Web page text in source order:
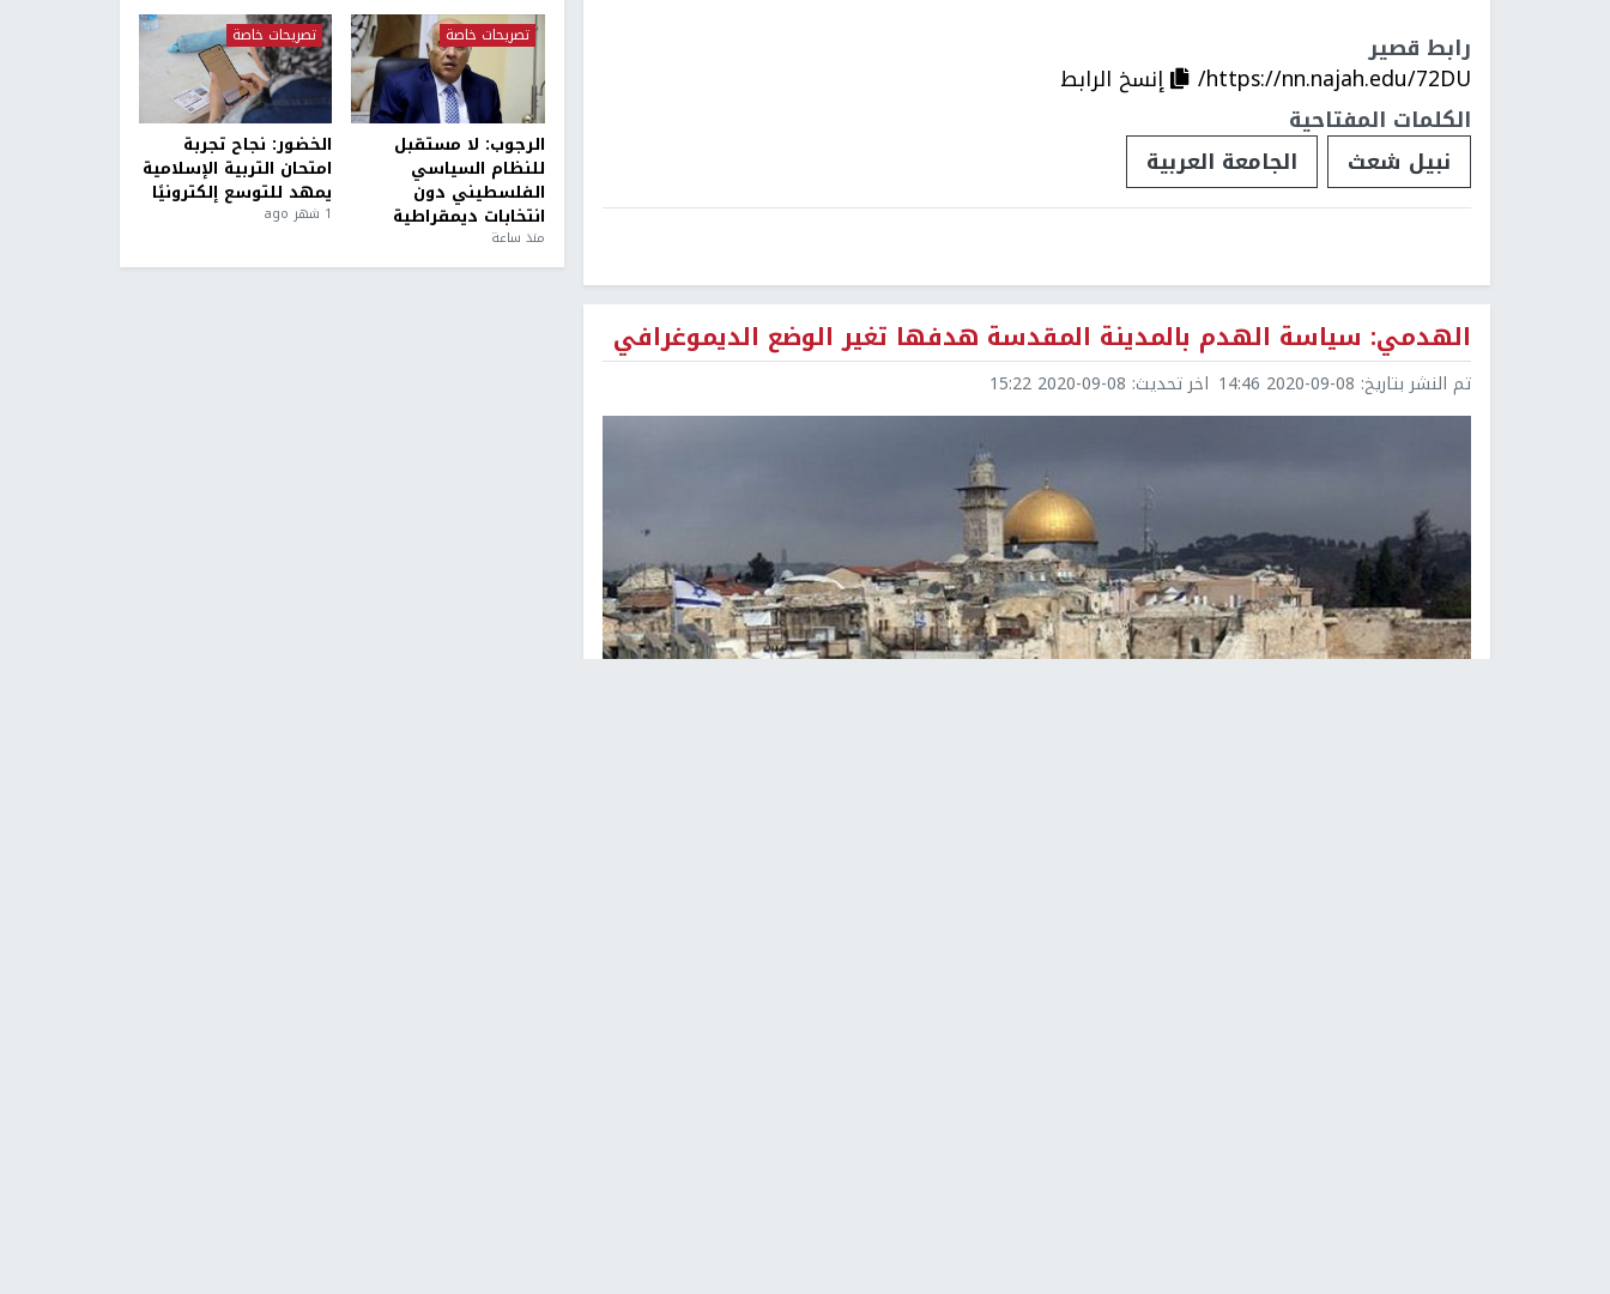
رابط قصير
https://nn.najah.edu/72DU/
إنسخ الرابط
الكلمات المفتاحية
نبيل شعث
الجامعة العربية
الهدمي: سياسة الهدم بالمدينة المقدسة هدفها تغير الوضع الديموغرافي
تم النشر بتاريخ: 2020-09-08 14:46 اخر تحديث: 2020-09-08 15:22
تصريحات خاصة
الرجوب: لا مستقبل
للنظام السياسي
الفلسطيني دون
انتخابات ديمقراطية
منذ ساعة
تصريحات خاصة
الخضور: نجاح تجربة
امتحان التربية الإسلامية
يمهد للتوسع إلكترونيًا
1 شهر ago